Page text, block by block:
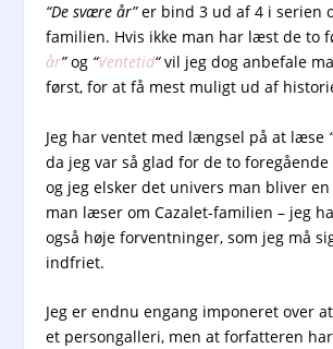
“De svære år”er bind 3 ud af 4 i serien
familien. Hvis ikke man har læst de to
år”og “Ventetid“vil jeg dog anbefale
først, for at få mest muligt ud af
Jeg har ventet med længsel på at læse
da jeg var så glad for de to
og jeg elsker det univers man bliver
man læser om Cazalet-familien – jeg
også høje forventninger, som jeg må
indfriet.
Jeg er endnu engang imponeret over
et persongalleri, men at forfatteren